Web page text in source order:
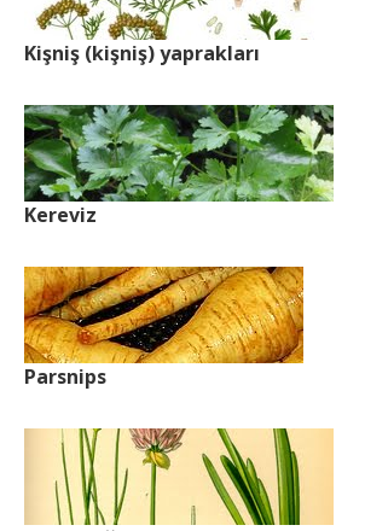
Kişniş (kişniş) yaprakları
Kereviz
Parsnips